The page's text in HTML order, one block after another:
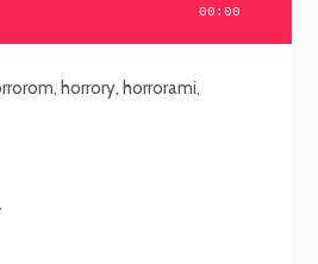
00:00
horrory, horrorami,